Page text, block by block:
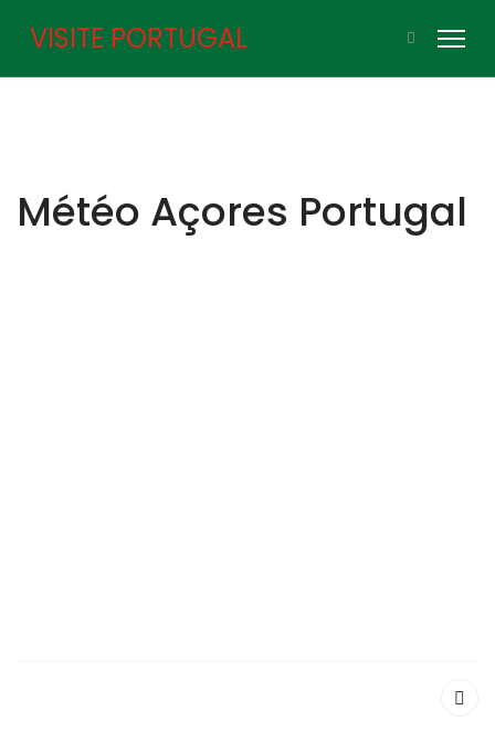
VISITE PORTUGAL
Météo Açores Portugal